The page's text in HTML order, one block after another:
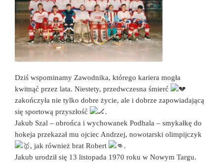
Dziś wspominamy Zawodnika, którego kariera mogła
kwitnąć przez lata. Niestety, przedwczesna śmierć
zakończyła nie tylko dobre życie, ale i dobrze zapowiadającą
się sportową przyszłość
.
Jakub Szal – obrońca i wychowanek Podhala – smykałkę do
hokeja przekazał mu ojciec Andrzej, nowotarski olimpijczyk
, jak również brat Robert
.
Jakub urodził się 13 listopada 1970 roku w Nowym Targu.